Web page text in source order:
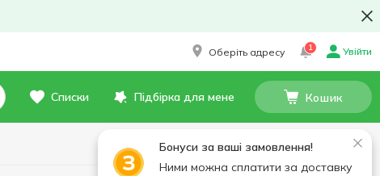
Оберіть адресу 1 Увійти
Списки Підбірка для мене Кошик
Бонуси за ваші замовлення!
Ними можна сплатити за доставку